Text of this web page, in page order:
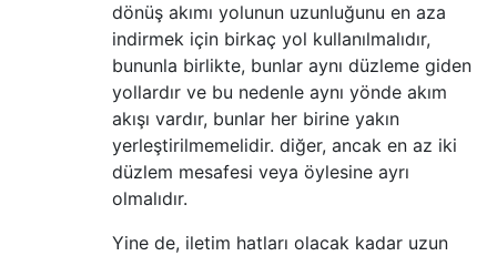
dönüş akımı yolunun uzunluğunu en aza
indirmek için birkaç yol kullanılmalıdır,
bununla birlikte, bunlar aynı düzleme giden
yollardır ve bu nedenle aynı yönde akım
akışı vardır, bunlar her birine yakın
yerleştirilmemelidir. diğer, ancak en az iki
düzlem mesafesi veya öylesine ayrı
olmalıdır.
Yine de, iletim hatları olacak kadar uzun